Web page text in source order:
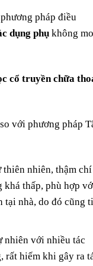
pháp điều
dụng phụ không
cổ truyền chữa
với phương pháp
nhiên, thậm
khá thấp, phù hợp
tại nhà, do đó cũng
nhiên với nhiều tác
rất hiếm khi gây ra